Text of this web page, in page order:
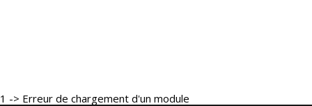
1 -> Erreur de chargement d'un module